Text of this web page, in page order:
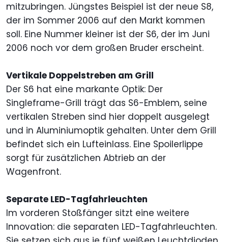
mitzubringen. Jüngstes Beispiel ist der neue S8,
der im Sommer 2006 auf den Markt kommen
soll. Eine Nummer kleiner ist der S6, der im Juni
2006 noch vor dem großen Bruder erscheint.
Vertikale Doppelstreben am Grill
Der S6 hat eine markante Optik: Der
Singleframe-Grill trägt das S6-Emblem, seine
vertikalen Streben sind hier doppelt ausgelegt
und in Aluminiumoptik gehalten. Unter dem Grill
befindet sich ein Lufteinlass. Eine Spoilerlippe
sorgt für zusätzlichen Abtrieb an der
Wagenfront.
Separate LED-Tagfahrleuchten
Im vorderen Stoßfänger sitzt eine weitere
Innovation: die separaten LED-Tagfahrleuchten.